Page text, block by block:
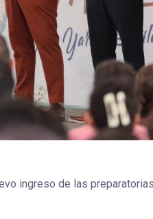
ingreso de las